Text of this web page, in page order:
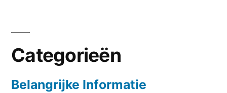
Categorieën
Belangrijke Informatie